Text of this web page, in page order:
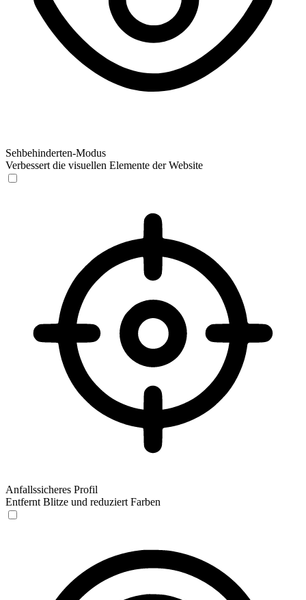
Sehbehinderten-Modus
Verbessert die visuellen Elemente der Website
Anfallssicheres Profil
Entfernt Blitze und reduziert Farben